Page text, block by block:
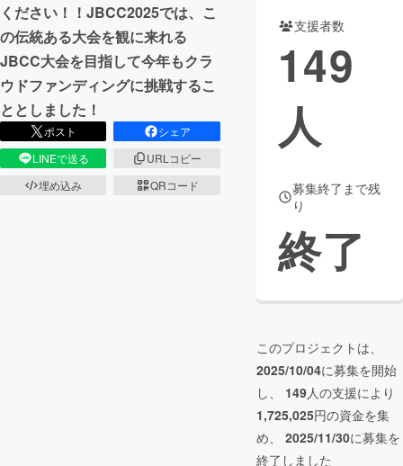
ください！！JBCC2025では、こ
の伝統ある大会を観に来れる
JBCC大会を目指して今年もクラ
ウドファンディングに挑戦するこ
ととしました！
ポスト
シェア
LINEで送る
URLコピー
埋め込み
QRコード
支援者数
149
人
募集終了まで残
り
終了
このプロジェクトは、
2025/10/04に募集を開始
し、 149人の支援により
1,725,025円の資金を集
め、 2025/11/30に募集を
終了しました